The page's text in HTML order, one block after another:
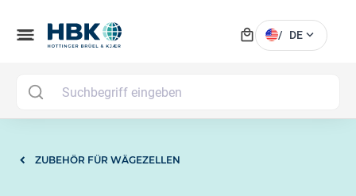
menu local_mall / DE expand_more
ZUBEHÖR FÜR WÄGEZELLEN